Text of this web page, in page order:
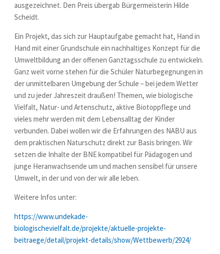
ausgezeichnet. Den Preis übergab Bürgermeisterin Hilde
Scheidt.
Ein Projekt, das sich zur Hauptaufgabe gemacht hat, Hand in
Hand mit einer Grundschule ein nachhaltiges Konzept für die
Umweltbildung an der offenen Ganztagsschule zu entwickeln.
Ganz weit vorne stehen für die Schüler Naturbegegnungen in
der unmittelbaren Umgebung der Schule – bei jedem Wetter
und zu jeder Jahreszeit draußen! Themen, wie biologische
Vielfalt, Natur- und Artenschutz, aktive Biotoppflege und
vieles mehr werden mit dem Lebensalltag der Kinder
verbunden. Dabei wollen wir die Erfahrungen des NABU aus
dem praktischen Naturschutz direkt zur Basis bringen. Wir
setzen die Inhalte der BNE kompatibel für Pädagogen und
junge Heranwachsende um und machen sensibel für unsere
Umwelt, in der und von der wir alle leben.
Weitere Infos unter:
https://www.undekade-
biologischevielfalt.de/projekte/aktuelle-projekte-
beitraege/detail/projekt-details/show/Wettbewerb/2924/